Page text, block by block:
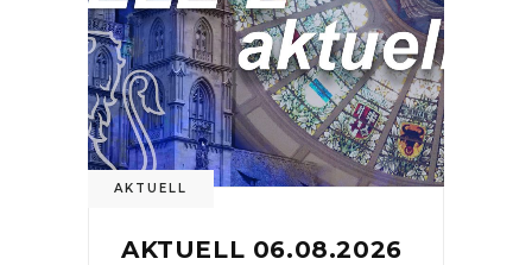
AKTUELL
AKTUELL 06.08.2026